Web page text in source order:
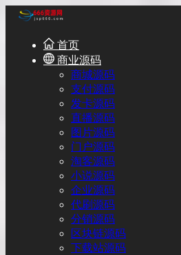
首页
商业源码
商城源码
支付源码
发卡源码
直播源码
图片源码
门户源码
淘客源码
小说源码
企业源码
代刷源码
分销源码
区块链源码
下载站源码